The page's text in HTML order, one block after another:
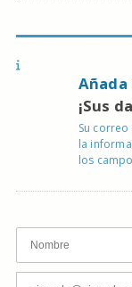
¡Sus
Su
la
los